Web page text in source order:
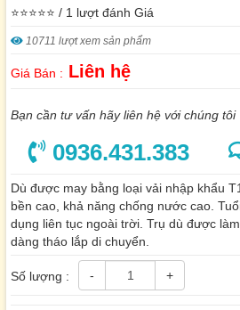
⭐⭐⭐⭐⭐ / 1 lượt đánh Giá
10711 lượt xem sản phẩm
Giá Bán : Liên hệ
Bạn cần tư vấn hãy liên hệ với chúng tôi
0936.431.383
Dù được may bằng loại vải nhập khẩu
bền cao, khả năng chống nước cao.
dụng liên tục ngoài trời. Trụ dù được
dàng tháo lắp di chuyển.
Số lượng : - +